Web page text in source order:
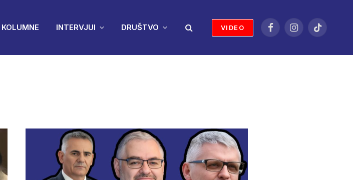
KOLUMNE INTERVJUI DRUŠTVO VIDEO
FacebookInstagramTikTok